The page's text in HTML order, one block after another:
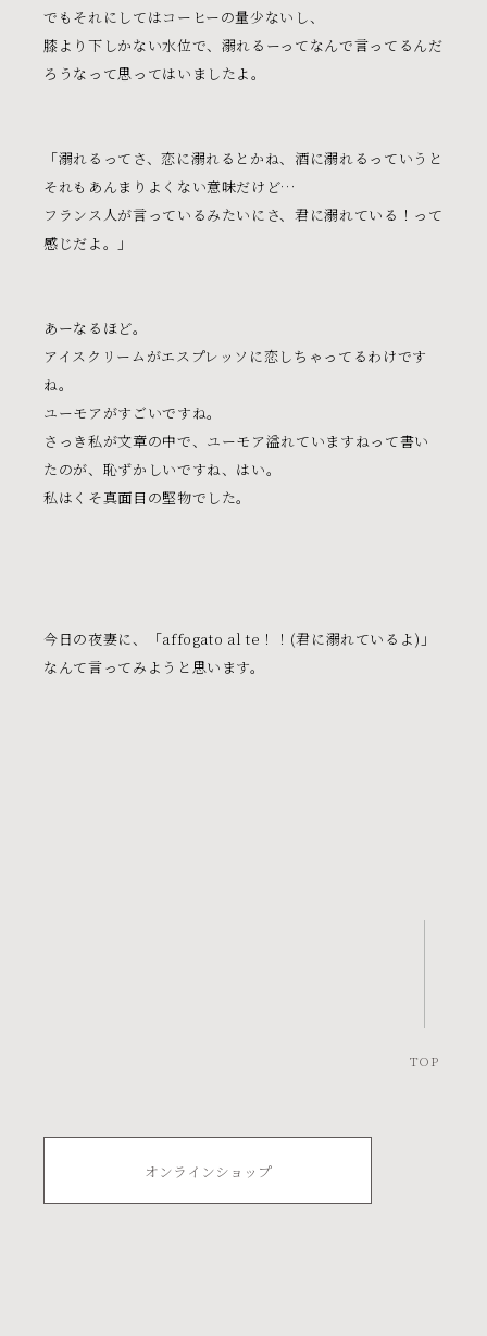
でもそれにしてはコーヒーの量少ないし、
膝より下しかない水位で、溺れるーってなんで言ってるんだ
ろうなって思ってはいましたよ。
「溺れるってさ、恋に溺れるとかね、酒に溺れるっていうと
それもあんまりよくない意味だけど…
フランス人が言っているみたいにさ、君に溺れている！って
感じだよ。」
あーなるほど。
アイスクリームがエスプレッソに恋しちゃってるわけです
ね。
ユーモアがすごいですね。
さっき私が文章の中で、ユーモア溢れていますねって書い
たのが、恥ずかしいですね、はい。
私はくそ真面目の堅物でした。
今日の夜妻に、「affogato al te！！(君に溺れているよ)」
なんて言ってみようと思います。
TOP
オンラインショップ